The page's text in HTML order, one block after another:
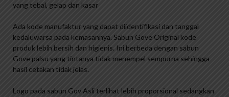
yang tebal, gelap dan kasar
Ada kode manufaktur yang dapat diidentifikasi dan tanggal
kedaluwarsa pada kemasannya. Sabun Gove Original kode
produk lebih bersih dan higienis. Ini berbeda dengan sabun
Gove palsu yang tintanya tidak menempel sempurna sehingga
hasil cetakan tidak jelas.
Logo pada sabun Gov Asli terlihat lebih proporsional sedangkan